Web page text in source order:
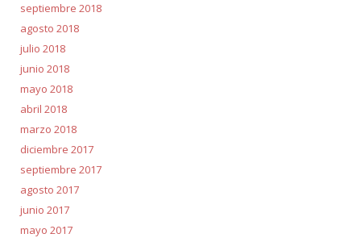
septiembre 2018
agosto 2018
julio 2018
junio 2018
mayo 2018
abril 2018
marzo 2018
diciembre 2017
septiembre 2017
agosto 2017
junio 2017
mayo 2017